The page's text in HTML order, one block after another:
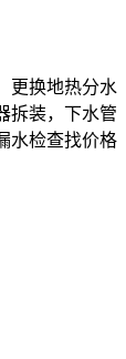
更换地热分水
拆装，下水管
水检查找价格